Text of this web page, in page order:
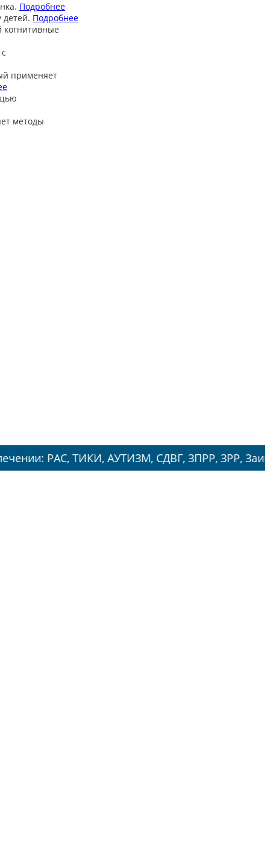
Подробнее
Подробнее
применяет
методы
ТИКИ, АУТИЗМ, СДВГ, ЗПРР, ЗРР, Заикание,